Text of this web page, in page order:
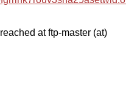
at ftp-master (at)